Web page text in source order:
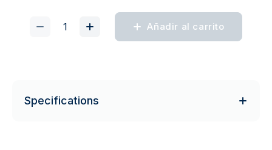
Añadir al carrito
Specifications